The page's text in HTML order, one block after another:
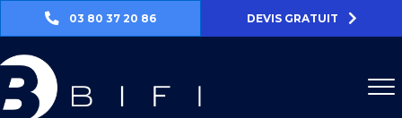
03 80 37 20 86 DEVIS GRATUIT